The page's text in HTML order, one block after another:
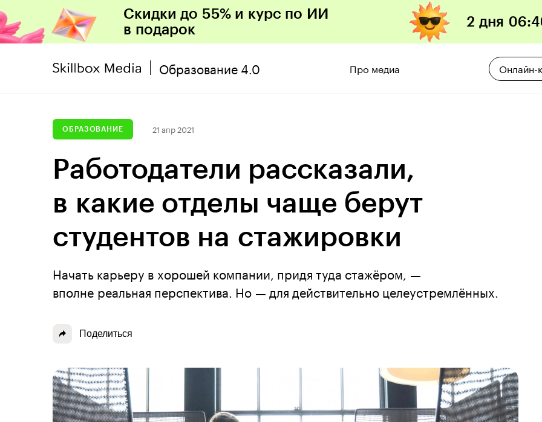
Скидки до 55% и курс по ИИ
в подарок
2 дня 06:
Образование 4.0 Про медиа Онлайн-
ОБРАЗОВАНИЕ 21 апр 2021
Работодатели рассказали,
в какие отделы чаще берут
студентов на стажировки
Начать карьеру в хорошей компании, придя туда стажёром, —
вполне реальная перспектива. Но — для действительно целеустремлённых.
Поделиться